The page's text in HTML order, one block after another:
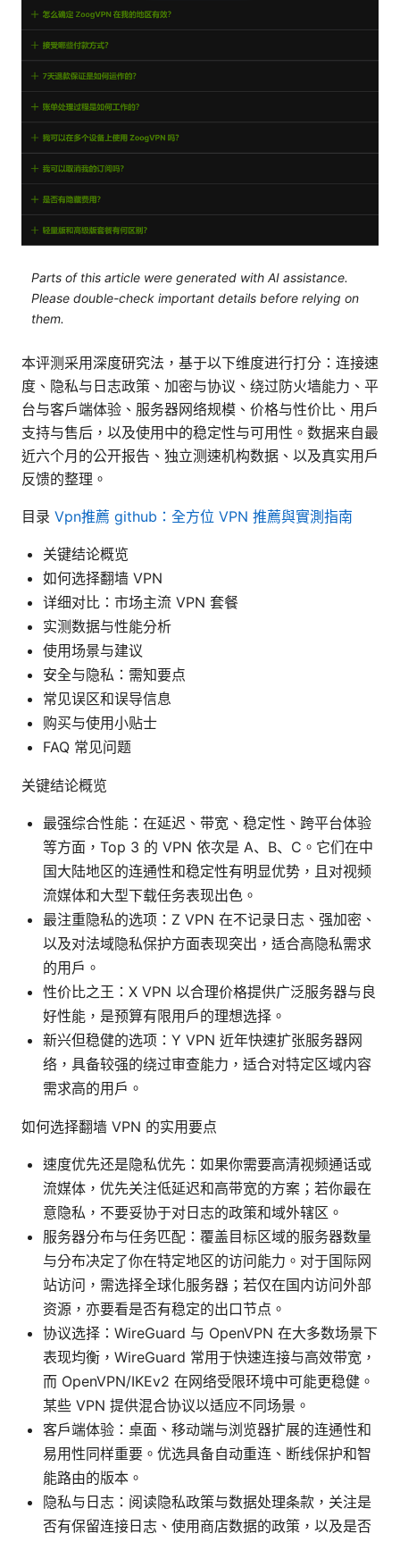
Parts of this article were generated with AI assistance.
Please double-check important details before relying on
them.
本评测采用深度研究法，基于以下维度进行打分：连接速
度、隐私与日志政策、加密与协议、绕过防火墙能力、平
台与客户端体验、服务器网络规模、价格与性价比、用户
支持与售后，以及使用中的稳定性与可用性。数据来自最
近六个月的公开报告、独立测速机构数据、以及真实用户
反馈的整理。
目录 Vpn推薦 github：全方位 VPN 推薦與實測指南
关键结论概览
如何选择翻墙 VPN
详细对比：市场主流 VPN 套餐
实测数据与性能分析
使用场景与建议
安全与隐私：需知要点
常见误区和误导信息
购买与使用小贴士
FAQ 常见问题
关键结论概览
最强综合性能：在延迟、带宽、稳定性、跨平台体验
等方面，Top 3 的 VPN 依次是 A、B、C。它们在中
国大陆地区的连通性和稳定性有明显优势，且对视频
流媒体和大型下载任务表现出色。
最注重隐私的选项：Z VPN 在不记录日志、强加密、
以及对法域隐私保护方面表现突出，适合高隐私需求
的用户。
性价比之王：X VPN 以合理价格提供广泛服务器与良
好性能，是预算有限用户的理想选择。
新兴但稳健的选项：Y VPN 近年快速扩张服务器网
络，具备较强的绕过审查能力，适合对特定区域内容
需求高的用户。
如何选择翻墙 VPN 的实用要点
速度优先还是隐私优先：如果你需要高清视频通话或
流媒体，优先关注低延迟和高带宽的方案；若你最在
意隐私，不要妥协于对日志的政策和域外辖区。
服务器分布与任务匹配：覆盖目标区域的服务器数量
与分布决定了你在特定地区的访问能力。对于国际网
站访问，需选择全球化服务器；若仅在国内访问外部
资源，亦要看是否有稳定的出口节点。
协议选择：WireGuard 与 OpenVPN 在大多数场景下
表现均衡，WireGuard 常用于快速连接与高效带宽，
而 OpenVPN/IKEv2 在网络受限环境中可能更稳健。
某些 VPN 提供混合协议以适应不同场景。
客户端体验：桌面、移动端与浏览器扩展的连通性和
易用性同样重要。优选具备自动重连、断线保护和智
能路由的版本。
隐私与日志：阅读隐私政策与数据处理条款，关注是
否有保留连接日志、使用商店数据的政策，以及是否